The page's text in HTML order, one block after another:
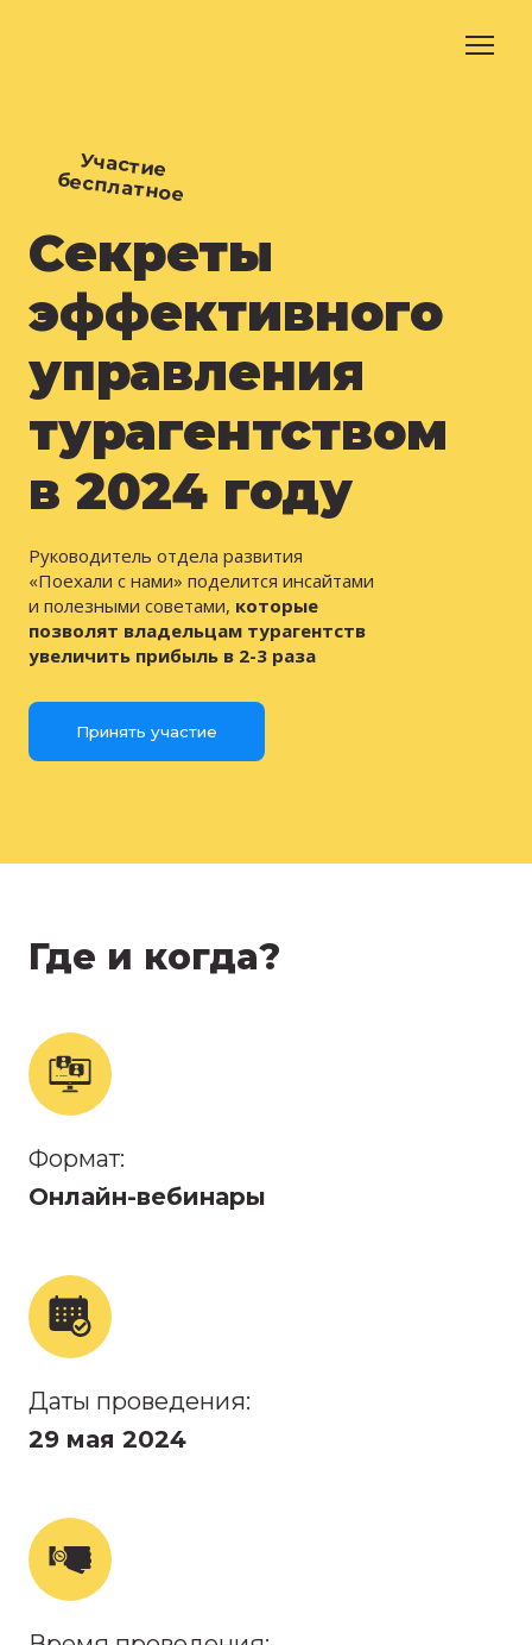
Секреты
эффективного
управления
турагентством
в 2024 году
Руководитель отдела развития
«Поехали с нами» поделится инсайтами
и полезными советами, которые
позволят владельцам турагентств
увеличить прибыль в 2-3 раза
Принять участие
Участие
бесплатное
Где и когда?
Формат:
Онлайн-вебинары
Даты проведения:
29 мая 2024